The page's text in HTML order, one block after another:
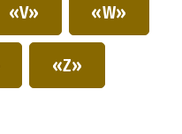
«V» «W»
«Z»